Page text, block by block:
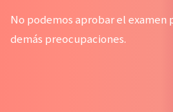
No podemos aprobar el
demás preocupaciones.